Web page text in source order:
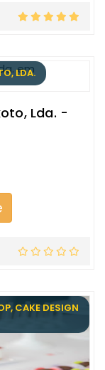
LDA.
Lda. -
CAKE DESIGN